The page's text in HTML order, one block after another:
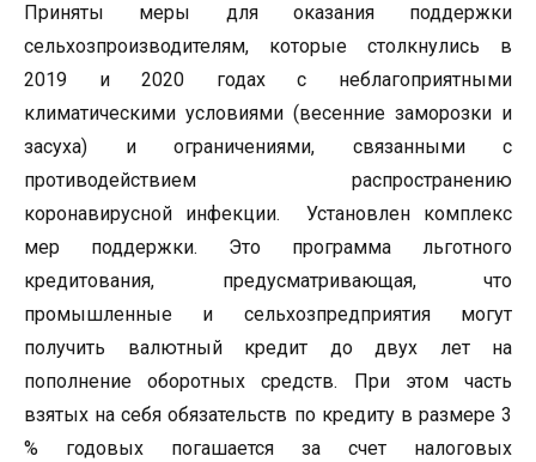
Приняты меры для оказания поддержки
сельхозпроизводителям, которые столкнулись в
2019 и 2020 годах с неблагоприятными
климатическими условиями (весенние заморозки и
засуха) и ограничениями, связанными с
противодействием распространению
коронавирусной инфекции. Установлен комплекс
мер поддержки. Это программа льготного
кредитования, предусматривающая, что
промышленные и сельхозпредприятия могут
получить валютный кредит до двух лет на
пополнение оборотных средств. При этом часть
взятых на себя обязательств по кредиту в размере 3
% годовых погашается за счет налоговых